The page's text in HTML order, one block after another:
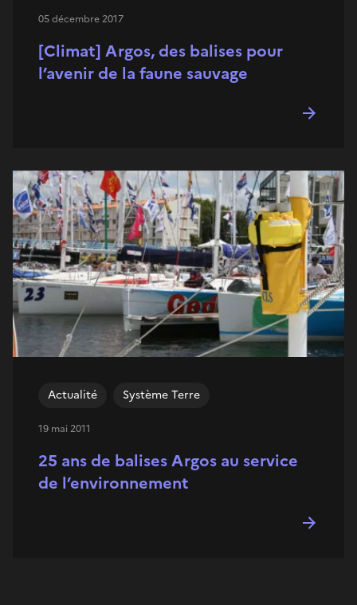
[Climat] Argos, des balises pour
l’avenir de la faune sauvage
05 décembre 2017
25 ans de balises Argos au service
de l’environnement
Actualité Système Terre
19 mai 2011